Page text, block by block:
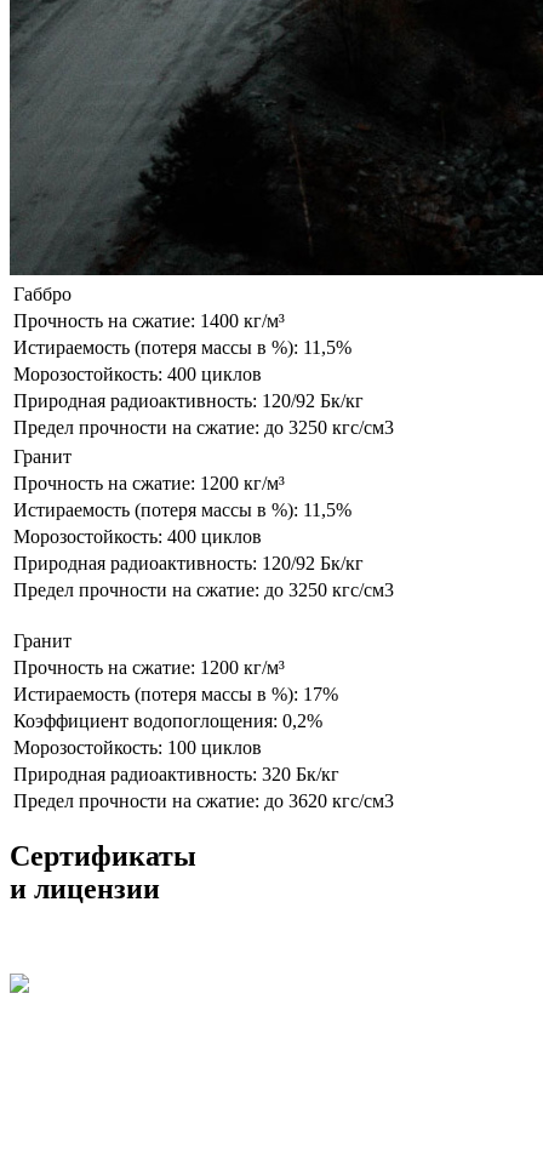
Габбро
Прочность на сжатие: 1400 кг/м³
Истираемость (потеря массы в %): 11,5%
Морозостойкость: 400 циклов
Природная радиоактивность: 120/92 Бк/кг
Предел прочности на сжатие: до 3250 кгс/см3
Гранит
Прочность на сжатие: 1200 кг/м³
Истираемость (потеря массы в %): 11,5%
Морозостойкость: 400 циклов
Природная радиоактивность: 120/92 Бк/кг
Предел прочности на сжатие: до 3250 кгс/см3
Гранит
Прочность на сжатие: 1200 кг/м³
Истираемость (потеря массы в %): 17%
Коэффициент водопоглощения: 0,2%
Морозостойкость: 100 циклов
Природная радиоактивность: 320 Бк/кг
Предел прочности на сжатие: до 3620 кгс/см3
Сертификаты
и лицензии